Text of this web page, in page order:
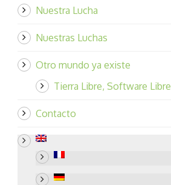
Nuestra Lucha
Nuestras Luchas
Otro mundo ya existe
Tierra Libre, Software Libre
Contacto